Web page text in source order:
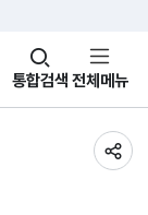
통합검색
창
열기 전체메뉴